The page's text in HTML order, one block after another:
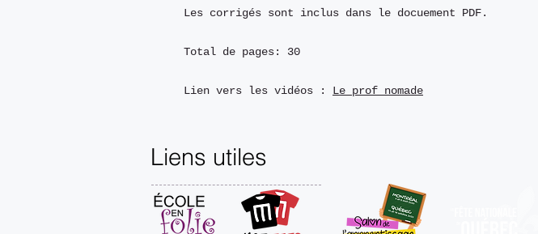
Les corrigés sont inclus dans le docuement PDF.
Total de pages: 30
Lien vers les vidéos : Le prof nomade
Liens utiles